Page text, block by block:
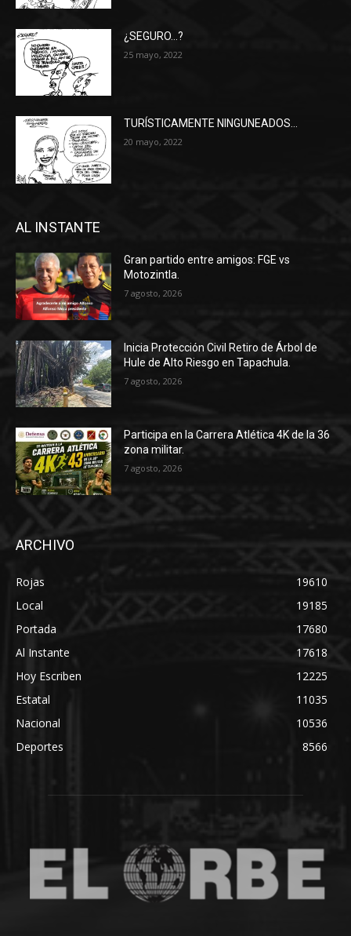
¿SEGURO…?
25 mayo, 2022
TURÍSTICAMENTE NINGUNEADOS…
20 mayo, 2022
AL INSTANTE
Gran partido entre amigos: FGE vs
Motozintla.
7 agosto, 2026
Inicia Protección Civil Retiro de Árbol de
Hule de Alto Riesgo en Tapachula.
7 agosto, 2026
Participa en la Carrera Atlética 4K de la 36
zona militar.
7 agosto, 2026
ARCHIVO
Rojas
19610
Local
19185
Portada
17680
Al Instante
17618
Hoy Escriben
12225
Estatal
11035
Nacional
10536
Deportes
8566